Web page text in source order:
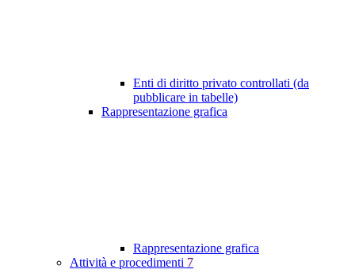
Enti di diritto privato controllati (da
pubblicare in tabelle)
Rappresentazione grafica
Rappresentazione grafica
Attività e procedimenti 7